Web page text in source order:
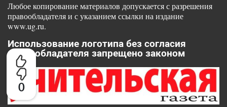
0
Любое копирование материалов допускается с разрешения
правообладателя и с указанием ссылки на издание
www.ug.ru.
Использование логотипа без согласия
правообладателя запрещено законом